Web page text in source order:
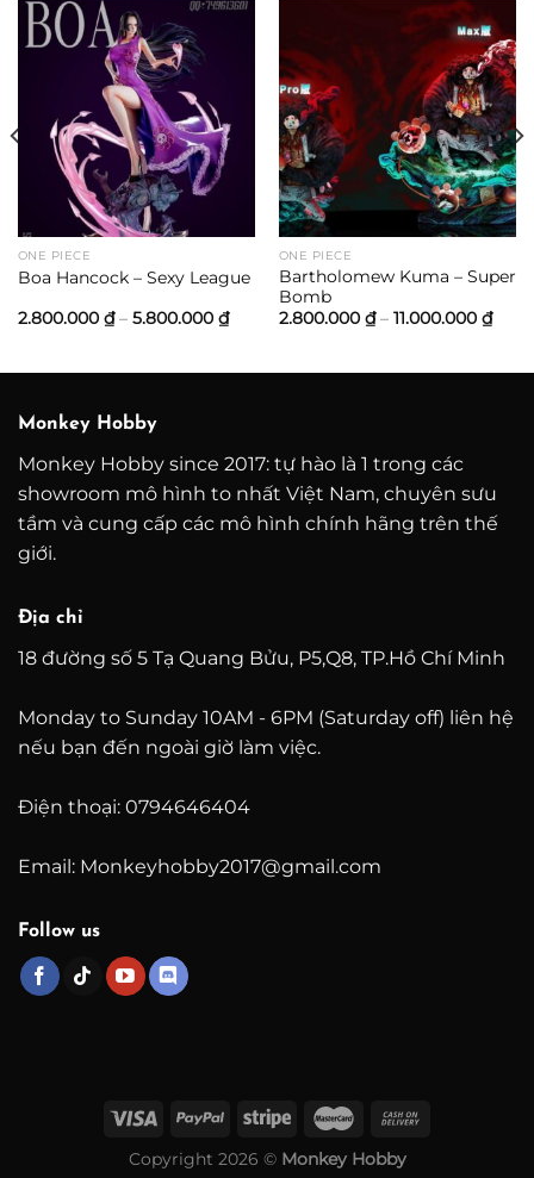
ONE PIECE
Boa Hancock – Sexy League
2.800.000 ₫ – 5.800.000 ₫Khoảng
giá:
đến
ONE PIECE
Bartholomew Kuma – Super
Bomb
2.800.000 ₫ – 11.000.000 ₫
giá:
đến
₫
Monkey Hobby
Monkey Hobby since 2017: tự hào là 1 trong các
showroom mô hình to nhất Việt Nam, chuyên sưu
tầm và cung cấp các mô hình chính hãng trên thế
giới.
Địa chỉ
18 đường số 5 Tạ Quang Bửu, P5,Q8, TP.Hồ Chí Minh
Monday to Sunday 10AM - 6PM (Saturday off) liên hệ
nếu bạn đến ngoài giờ làm việc.
Điện thoại: 0794646404
Email: Monkeyhobby2017@gmail.com
Follow us
Copyright 2026 © Monkey Hobby